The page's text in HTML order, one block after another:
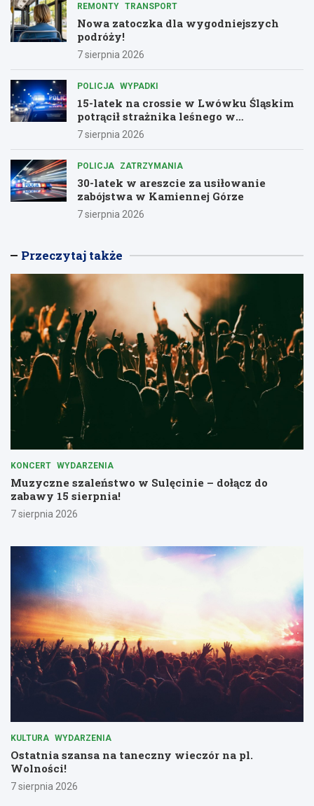
REMONTY TRANSPORT
Nowa zatoczka dla wygodniejszych
podróży!
7 sierpnia 2026
POLICJA WYPADKI
15-latek na crossie w Lwówku Śląskim
potrącił strażnika leśnego w
dramatycznej ucieczce przed policją
7 sierpnia 2026
POLICJA ZATRZYMANIA
30-latek w areszcie za usiłowanie
zabójstwa w Kamiennej Górze
7 sierpnia 2026
Przeczytaj także
KONCERT WYDARZENIA
Muzyczne szaleństwo w Sulęcinie – dołącz do
zabawy 15 sierpnia!
7 sierpnia 2026
KULTURA WYDARZENIA
Ostatnia szansa na taneczny wieczór na pl.
Wolności!
7 sierpnia 2026